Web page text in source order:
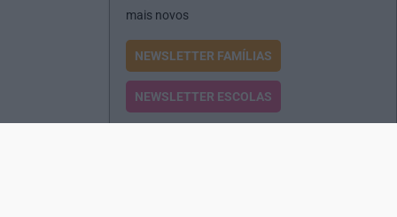
mais novos
NEWSLETTER FAMÍLIAS
NEWSLETTER ESCOLAS